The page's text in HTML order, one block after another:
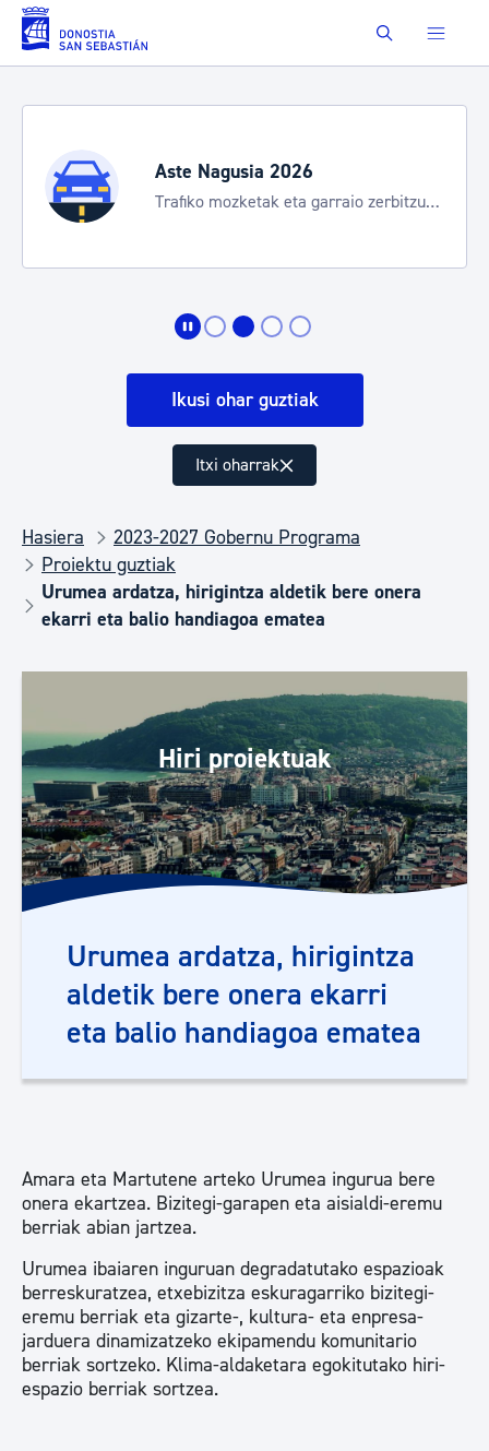
Eduki nagusira joan Buscar
Aste Nagusia 2026
Trafiko mozketak eta garraio zerbitzu
Ikusi ohar guztiak
Itxi oharrak
Hasiera
2023-2027 Gobernu Programa
Proiektu guztiak
Urumea ardatza, hirigintza aldetik bere onera
ekarri eta balio handiagoa ematea
Hiri proiektuak
Urumea ardatza, hirigintza
aldetik bere onera ekarri
eta balio handiagoa ematea
Amara eta Martutene arteko Urumea ingurua bere
onera ekartzea. Bizitegi-garapen eta aisialdi-eremu
berriak abian jartzea.
Urumea ibaiaren inguruan degradatutako espazioak
berreskuratzea, etxebizitza eskuragarriko bizitegi-
eremu berriak eta gizarte-, kultura- eta enpresa-
jarduera dinamizatzeko ekipamendu komunitario
berriak sortzeko. Klima-aldaketara egokitutako hiri-
espazio berriak sortzea.